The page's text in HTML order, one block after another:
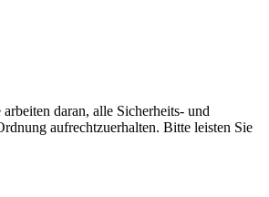
daran, alle Sicherheits- und
aufrechtzuerhalten. Bitte leisten Sie